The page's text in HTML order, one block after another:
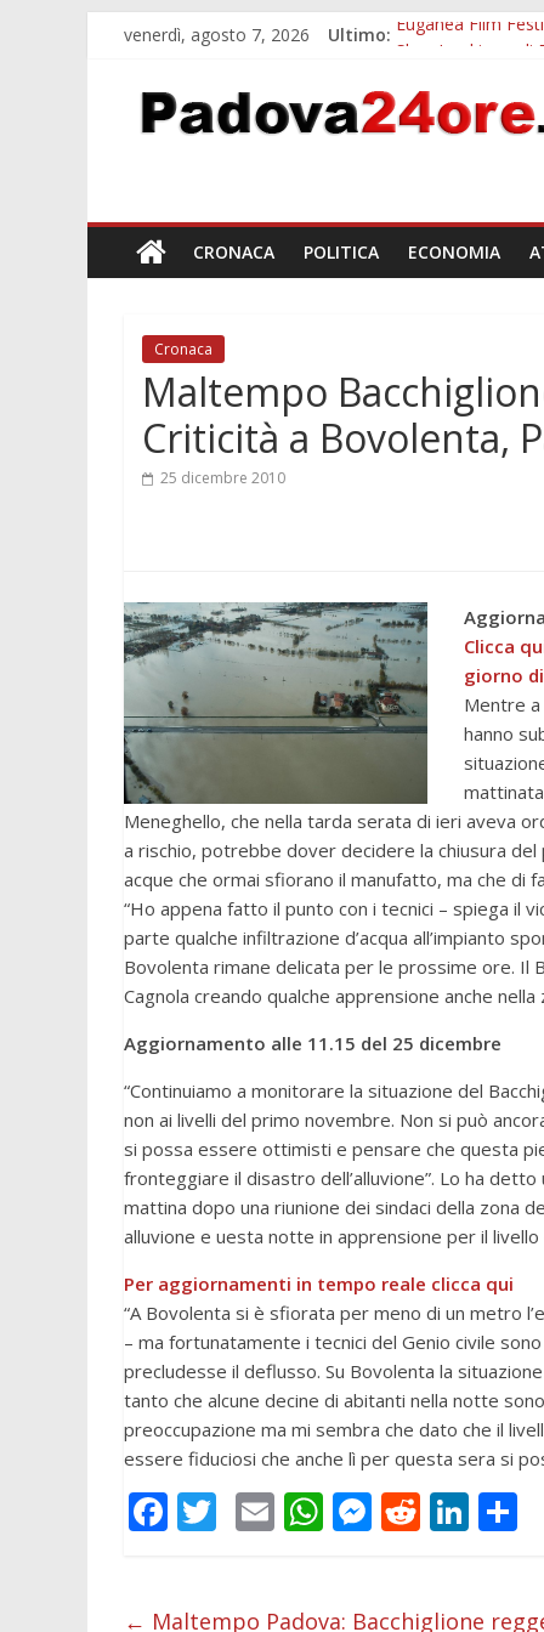
venerdì, agosto 7, 2026 Ultimo: Euganea Film
Notizie di
Orto Botanico
Concorso
CRONACA POLITICA ECONOMIA
Cronaca
Maltempo
Criticità a Bovolenta,
25 dicembre 2010
Clicca
giorno
Mentre a
hanno
Meneghello, che nella tarda serata di ieri aveva
a rischio, potrebbe dover decidere la chiusura
acque che ormai sfiorano il manufatto, ma che di
“Ho appena fatto il punto con i tecnici – spiega il
parte qualche infiltrazione d’acqua all’impianto
Bovolenta rimane delicata per le prossime ore. Il
Cagnola creando qualche apprensione anche
Aggiornamento alle 11.15 del 25 dicembre
“Continuiamo a monitorare la situazione del
non ai livelli del primo novembre. Non si può
si possa essere ottimisti e pensare che questa
fronteggiare il disastro dell’alluvione”. Lo ha
mattina dopo una riunione dei sindaci della zona
alluvione e uesta notte in apprensione per il
Per aggiornamenti in tempo reale clicca qui
“A Bovolenta si è sfiorata per meno di un metro
– ma fortunatamente i tecnici del Genio civile
precludesse il deflusso. Su Bovolenta la
tanto che alcune decine di abitanti nella notte
preoccupazione ma mi sembra che dato che il
essere fiduciosi che anche lì per questa sera si
F T E W M R Li
← Maltempo Padova: Bacchiglione